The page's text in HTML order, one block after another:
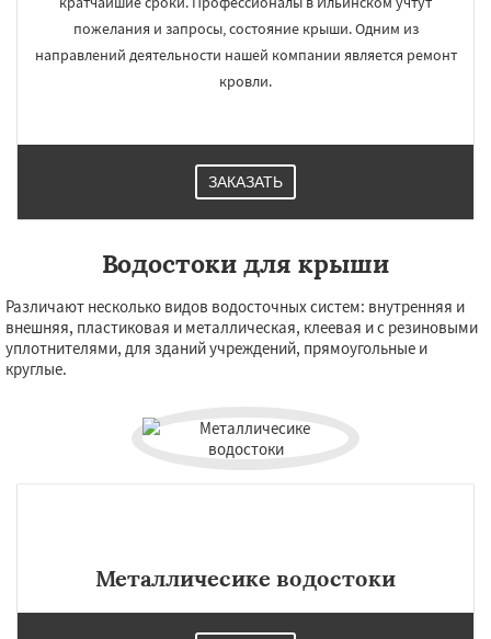
пожелания и запросы, состояние крыши. Одним из
направлений деятельности нашей компании является ремонт
кровли.
ЗАКАЗАТЬ
Водостоки для крыши
Различают несколько видов водосточных систем: внутренняя и
внешняя, пластиковая и металлическая, клеевая и с резиновыми
уплотнителями, для зданий учреждений, прямоугольные и
круглые.
Металличесике водостоки